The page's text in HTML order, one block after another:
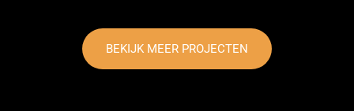
BEKIJK MEER PROJECTEN